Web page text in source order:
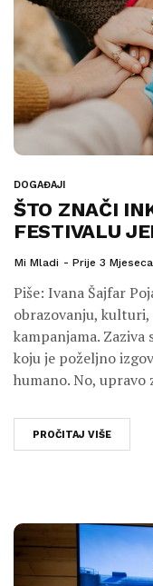
DOGAĐAJI
ŠTO ZNAČI
FESTIVALU
Mi Mladi Prije 3 Mjeseca
Piše: Ivana Šajfar
obrazovanju,
kampanjama.
koju je poželjno
humano. No, upravo
PROČITAJ VIŠE